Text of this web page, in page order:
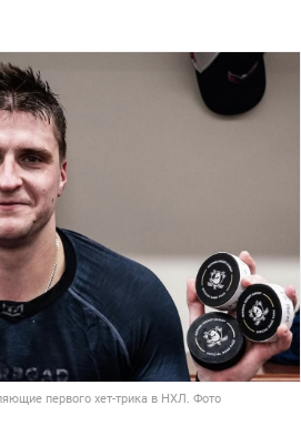
первого хет-трика в НХЛ. Фото